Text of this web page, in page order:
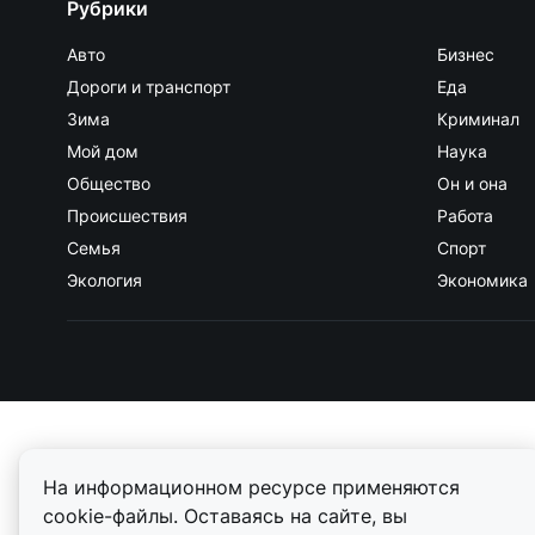
На информационном ресурсе применяются
cookie-файлы. Оставаясь на сайте, вы
Рубрики
Авто
Бизнес
Дороги и транспорт
Еда
Зима
Криминал
Мой дом
Наука
Общество
Он и она
Происшествия
Работа
Семья
Спорт
Экология
Экономика